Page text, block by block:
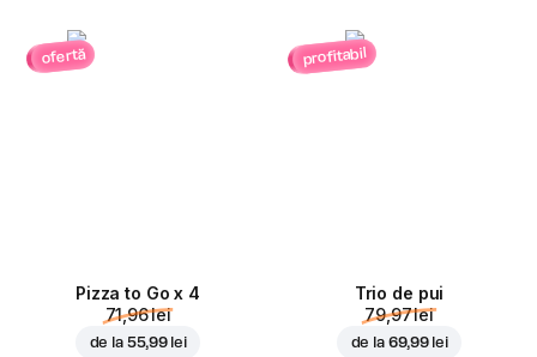
ofertă
Pizza to Go x 4
71,96 lei
de la 55,99 lei
profitabil
Trio de pui
79,97 lei
de la 69,99 lei